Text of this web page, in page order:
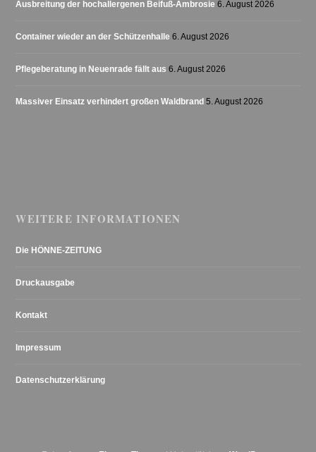
Ausbreitung der hochallergenen Beifuß-Ambrosie 6. August 2026
Container wieder an der Schützenhalle 6. August 2026
Pflegeberatung in Neuenrade fällt aus 6. August 2026
Massiver Einsatz verhindert großen Waldbrand 5. August 2026
WEITERE INFORMATIONEN
Die HÖNNE-ZEITUNG
Druckausgabe
Kontakt
Impressum
Datenschutzerklärung